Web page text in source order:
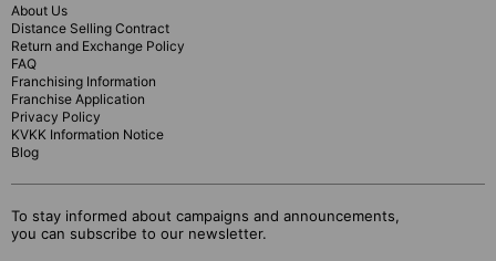
About Us
Distance Selling Contract
Return and Exchange Policy
FAQ
Franchising Information
Franchise Application
Privacy Policy
KVKK Information Notice
Blog
To stay informed about campaigns and announcements,
you can subscribe to our newsletter.